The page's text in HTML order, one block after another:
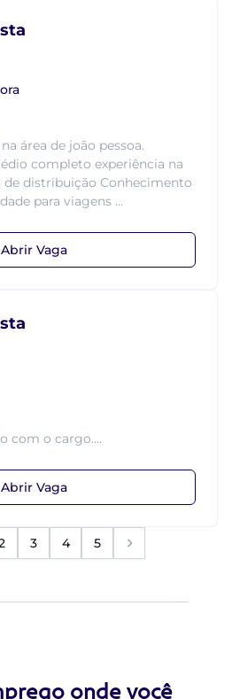
área de joão pessoa.
completo experiência na
distribuição Conhecimento
para viagens ...
Abrir Vaga
com o cargo....
Abrir Vaga
3 4 5
onde você